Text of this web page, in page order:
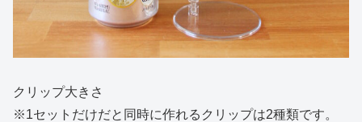
クリップ大きさ
※1セットだけだと同時に作れるクリップは2種類です。